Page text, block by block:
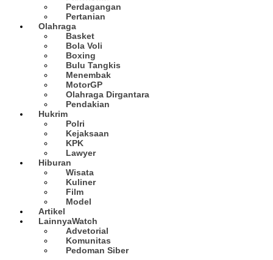
Perdagangan
Pertanian
Olahraga
Basket
Bola Voli
Boxing
Bulu Tangkis
Menembak
MotorGP
Olahraga Dirgantara
Pendakian
Hukrim
Polri
Kejaksaan
KPK
Lawyer
Hiburan
Wisata
Kuliner
Film
Model
Artikel
LainnyaWatch
Advetorial
Komunitas
Pedoman Siber